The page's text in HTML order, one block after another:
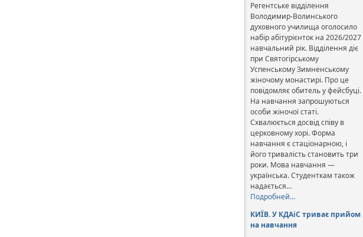
Регентське відділення
Володимир-Волинського
духовного училища оголосило
набір абітурієнток на 2026/2027
навчальний рік. Відділення діє
при Святогірському
Успенському Зимненському
жіночому монастирі. Про це
повідомляє обитель у фейсбуці.
На навчання запрошуються
особи жіночої статі.
Схвалюється досвід співу в
церковному хорі. Форма
навчання є стаціонарною, і
його тривалість становить три
роки. Мова навчання —
українська. Студенткам також
надається…
Подробней…
КИЇВ. У КДАіС триває прийом
на навчання